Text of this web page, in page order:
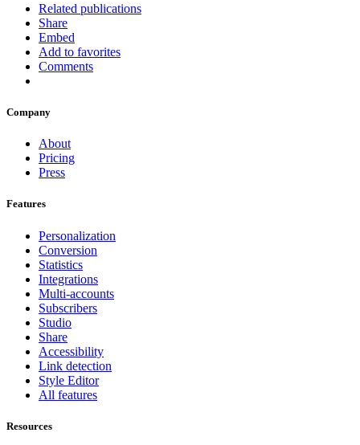
Related publications
Share
Embed
Add to favorites
Comments
Company
About
Pricing
Press
Features
Personalization
Conversion
Statistics
Integrations
Multi-accounts
Subscribers
Studio
Share
Accessibility
Link detection
Style Editor
All features
Resources